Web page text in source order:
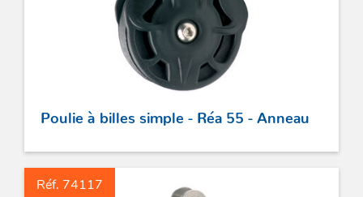
ACCASTILLAGE INOX
COUTEAUX
SÉCURITÉ
Poulie à billes simple - Réa 55 - Anneau
Réf. 74117